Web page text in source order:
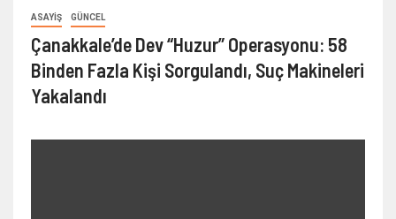
ASAYIŞ GÜNCEL
Çanakkale’de Dev “Huzur” Operasyonu: 58
Binden Fazla Kişi Sorgulandı, Suç Makineleri
Yakalandı